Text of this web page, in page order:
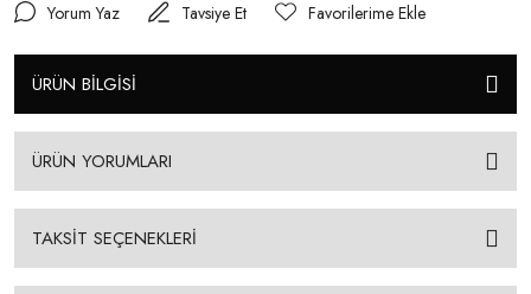
Yorum Yaz Tavsiye Et
ÜRÜN BİLGİSİ
ÜRÜN YORUMLARI
TAKSİT SEÇENEKLERİ